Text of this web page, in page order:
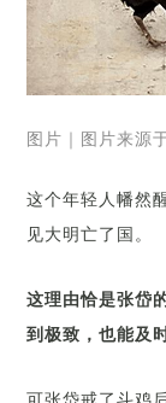
图片｜图片来源
这个年轻人幡然
见大明亡了国。
这理由恰是张岱
到极致，也能及